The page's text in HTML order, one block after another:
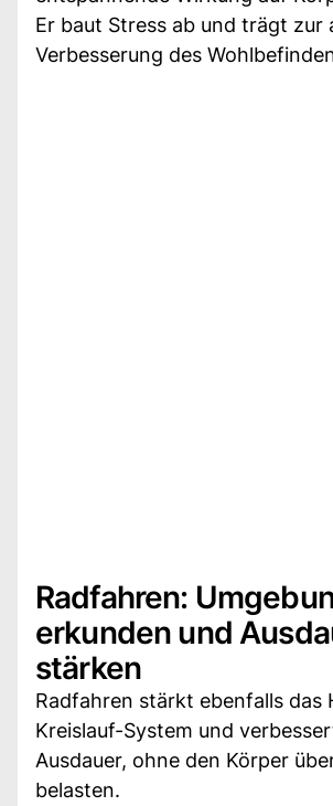
Er baut Stress ab und trägt zur
Verbesserung des
Radfahren:
erkunden und
stärken
Radfahren stärkt ebenfalls das
Kreislauf-System und
Ausdauer, ohne den Körper
belasten.